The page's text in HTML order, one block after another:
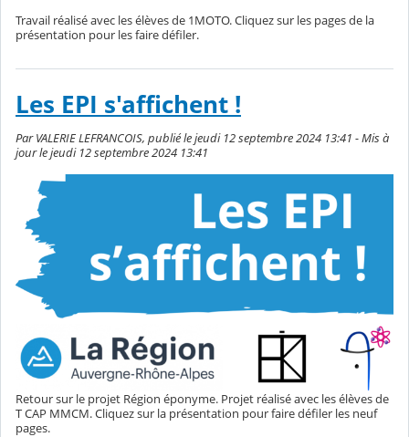
Travail réalisé avec les élèves de 1MOTO. Cliquez sur les pages de la
présentation pour les faire défiler.
Les EPI s'affichent !
Par VALERIE LEFRANCOIS, publié le jeudi 12 septembre 2024 13:41 - Mis à
jour le jeudi 12 septembre 2024 13:41
Retour sur le projet Région éponyme. Projet réalisé avec les élèves de
T CAP MMCM. Cliquez sur la présentation pour faire défiler les neuf
pages.